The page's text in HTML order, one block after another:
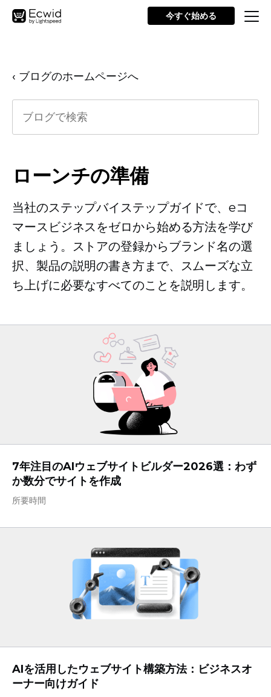
今すぐ始める
‹ ブログのホームページへ
ローンチの準備
当社のステップバイステップガイドで、eコ
マースビジネスをゼロから始める方法を学び
ましょう。ストアの登録からブランド名の選
択、製品の説明の書き方まで、スムーズな立
ち上げに必要なすべてのことを説明します。
7年注目のAIウェブサイトビルダー2026選：わず
か数分でサイトを作成
所要時間
AIを活用したウェブサイト構築方法：ビジネスオ
ーナー向けガイド